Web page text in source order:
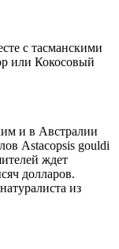
с тасманскими
или Кокосовый
и в Австралии
Astacopsis gouldi
ждет
долларов.
из